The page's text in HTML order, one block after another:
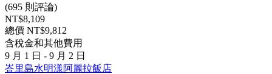
(695 則評論)
NT$8,109
總價 NT$9,812
含稅金和其他費用
9 月 1 日 - 9 月 2 日
峇里島水明漾阿麗拉飯店